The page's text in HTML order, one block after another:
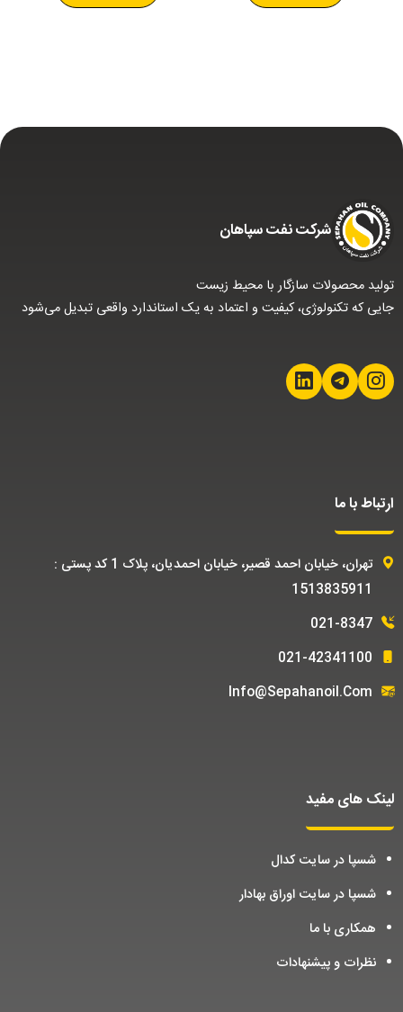
شركت نفت سپاهان
تولید محصولات سازگار با محیط زیست
جایی که تکنولوژی، کیفیت و اعتماد به یک استاندارد واقعی تبدیل می‌شود
ارتباط با ما
تهران، خیابان احمد قصیر، خیابان احمدیان، پلاک 1 کد پستی :
1513835911
021-8347
021-42341100
Info@sepahanoil.com
لینک های مفید
شسپا در سایت کدال
شسپا در سایت اوراق بهادار
همکاری با ما
نظرات و پیشنهادات